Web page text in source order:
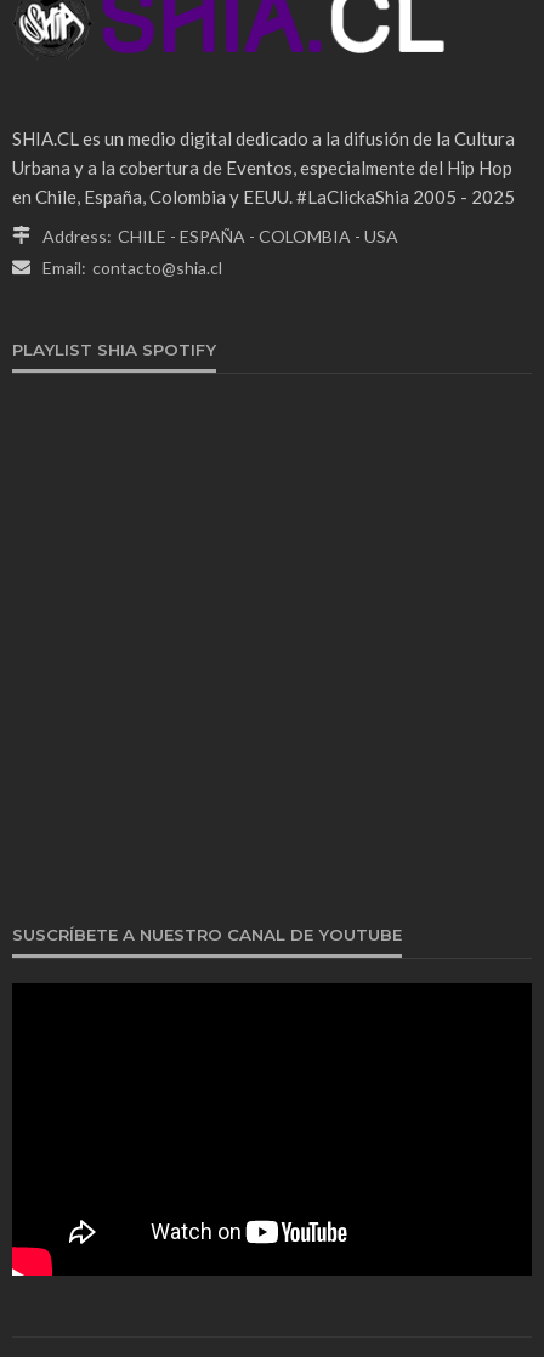
SHIA.CL es un medio digital dedicado a la difusión de la Cultura
Urbana y a la cobertura de Eventos, especialmente del Hip Hop
en Chile, España, Colombia y EEUU. #LaClickaShia 2005 - 2025
Address: CHILE - ESPAÑA - COLOMBIA - USA
Email: contacto@shia.cl
PLAYLIST SHIA SPOTIFY
SUSCRÍBETE A NUESTRO CANAL DE YOUTUBE